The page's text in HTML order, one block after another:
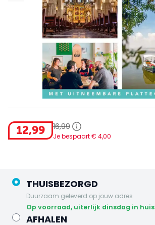
12,99 16,99
Je bespaart € 4,00
THUISBEZORGD
Duurzaam geleverd op jouw adres
op voorraad, uiterlijk dinsdag in huis
AFHALEN